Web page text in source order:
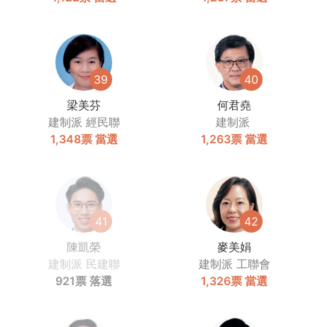
39
梁美芬
建制派 經民聯
1,348票 當選
40
何君堯
建制派
1,263票 當選
41
陳凱榮
建制派 民建聯
921票 落選
42
麥美娟
建制派 工聯會
1,326票 當選